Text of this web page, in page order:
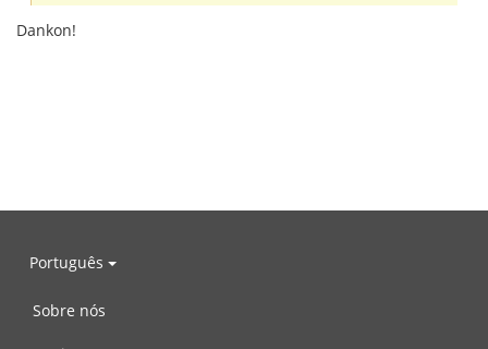
Dankon!
Português
Sobre nós